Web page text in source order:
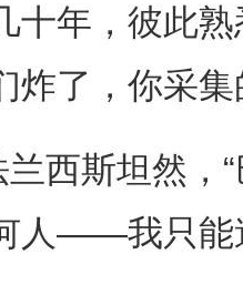
十年，彼此
炸了，你采集
西斯坦然，“
人——我只能